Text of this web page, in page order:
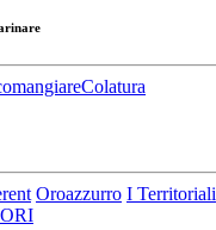
Colatura
Oroazzurro I Territoriali